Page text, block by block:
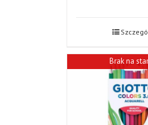
Brak na